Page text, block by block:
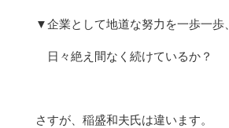
▼企業として地道な努力を一歩一歩、
日々絶え間なく続けているか？
さすが、稲盛和夫氏は違います。